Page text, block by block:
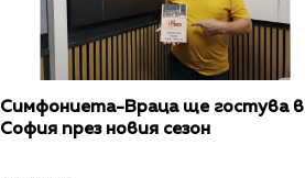
Симфониета-Враца ще гостува в
София през новия сезон